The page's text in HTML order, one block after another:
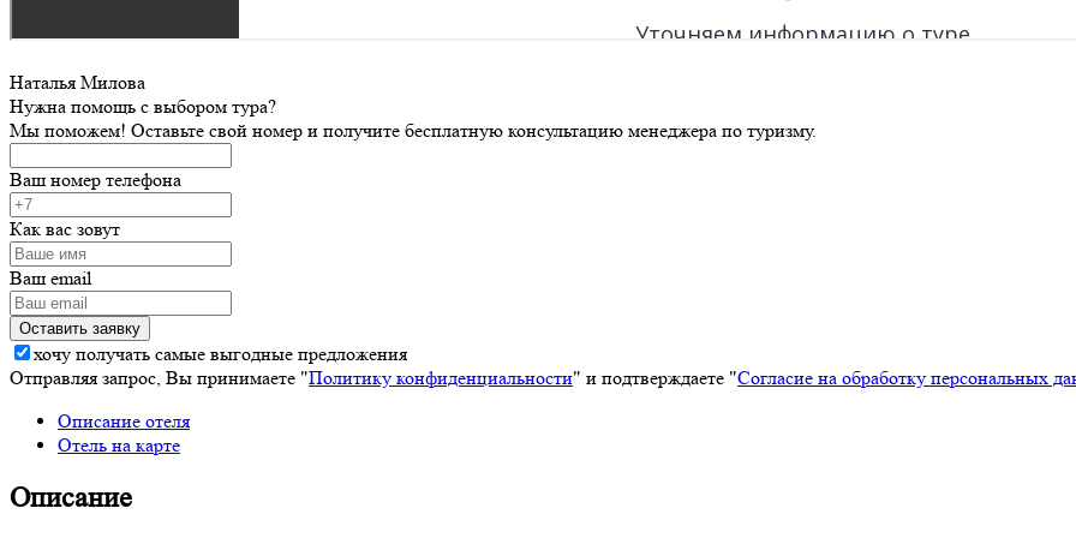
Наталья Милова
Нужна помощь с выбором тура?
Мы поможем! Оставьте свой номер и получите бесплатную консультацию менеджера по туризму.
Ваш номер телефона
Как вас зовут
Ваш email
хочу получать самые выгодные предложения
Отправляя запрос, Вы принимаете "Политику конфиденциальности" и подтверждаете "Согласие на обработку персональных
Описание отеля
Отель на карте
Описание